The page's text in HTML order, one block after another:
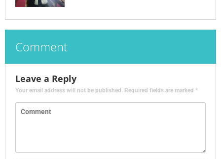
Comment
Leave a Reply
Your email address will not be published. Required fields are marked *